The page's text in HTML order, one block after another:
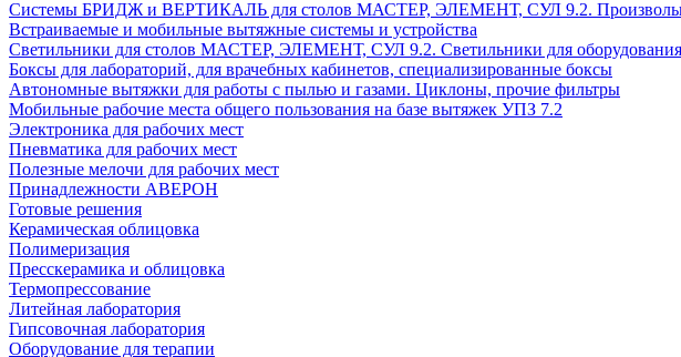
Системы БРИДЖ и ВЕРТИКАЛЬ для столов МАСТЕР, ЭЛЕМЕНТ, СУЛ 9.2.
Встраиваемые и мобильные вытяжные системы и устройства
Светильники для столов МАСТЕР, ЭЛЕМЕНТ, СУЛ 9.2. Светильники для оборудования
Боксы для лабораторий, для врачебных кабинетов, специализированные боксы
Автономные вытяжки для работы с пылью и газами. Циклоны, прочие фильтры
Мобильные рабочие места общего пользования на базе вытяжек УПЗ 7.2
Электроника для рабочих мест
Пневматика для рабочих мест
Полезные мелочи для рабочих мест
Принадлежности АВЕРОН
Готовые решения
Керамическая облицовка
Полимеризация
Пресскерамика и облицовка
Термопрессование
Литейная лаборатория
Гипсовочная лаборатория
Оборудование для терапии